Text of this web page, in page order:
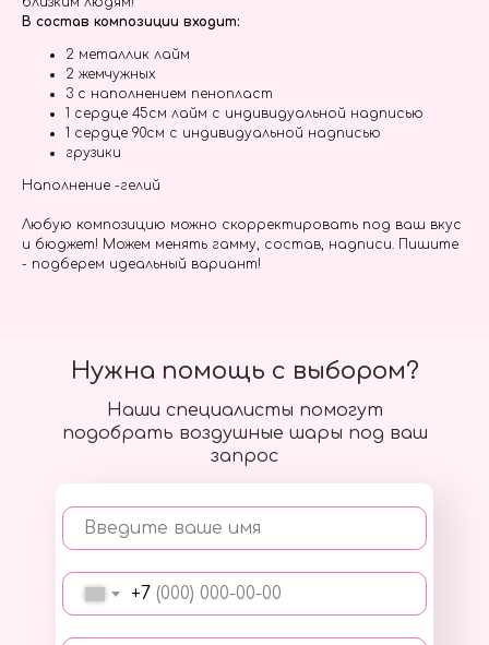
В состав композиции входит:
2 металлик лайм
2 жемчужных
3 с наполнением пенопласт
1 сердце 45см лайм с индивидуальной надписью
1 сердце 90см с индивидуальной надписью
грузики
Наполнение -гелий
Любую композицию можно скорректировать под ваш вкус
и бюджет! Можем менять гамму, состав, надписи. Пишите
- подберем идеальный вариант!
Наши специалисты помогут
подобрать воздушные шары под ваш
запрос
Введите ваше имя
+7
Нужна помощь с выбором?